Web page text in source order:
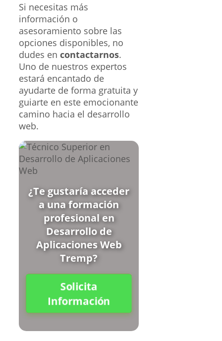
Si necesitas más
información o
asesoramiento sobre las
opciones disponibles, no
dudes en contactarnos.
Uno de nuestros expertos
estará encantado de
ayudarte de forma gratuita y
guiarte en este emocionante
camino hacia el desarrollo
web.
¿Te gustaría acceder
a una formación
profesional en
Desarrollo de
Aplicaciones Web
Tremp?
Solicita
Información